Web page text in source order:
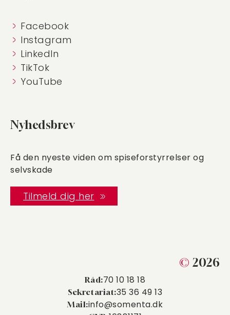
Facebook
Instagram
LinkedIn
TikTok
YouTube
Nyhedsbrev
Få den nyeste viden om spiseforstyrrelser og
selvskade
Tilmeld dig her
© 2026
Råd:70 10 18 18
Sekretariat:35 36 49 13
Mail:info@somenta.dk